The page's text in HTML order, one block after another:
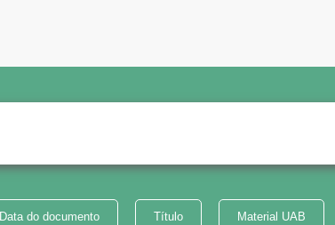
Data do documento Título Material UAB